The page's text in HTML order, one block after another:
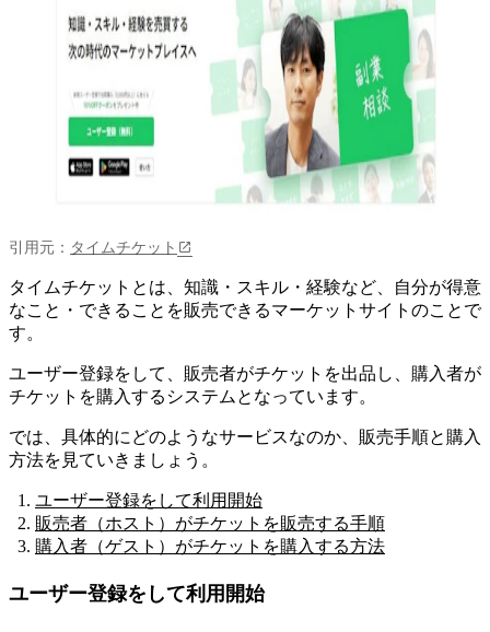
引用元： タイムチケット
タイムチケットとは、知識・スキル・経験など、自分が得意
なこと・できることを販売できるマーケットサイトのこと で
す。
ユーザー登録をして、販売者がチケットを出品し、購入者が
チケットを購入するシステムとなっています。
では、具体的にどのようなサービスなのか、販売手順と購入
方法を見ていきましょう。
ユーザー登録をして利用開始
販売者（ホスト）がチケットを販売する手順
購入者（ゲスト）がチケットを購入する方法
ユーザー登録をして利用開始